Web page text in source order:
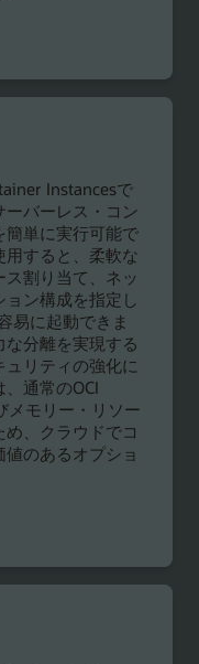
Instancesで
バーレス・コン
簡単に実行可能で
すると、柔軟な
割り当て、ネッ
ョン構成を指定し
易に起動できま
分離を実現する
リティの強化に
通常のOCI
メモリー・リソー
、クラウドでコ
のあるオプショ